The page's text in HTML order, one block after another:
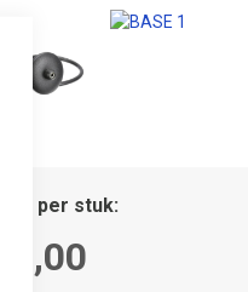
Prijs per stuk
31,00